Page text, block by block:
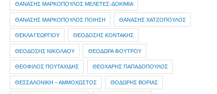
ΘΑΝΑΣΗΣ ΜΑΡΚΟΠΟΥΛΟΣ ΜΕΛΕΤΕΣ-ΔΟΚΙΜΙΑ
ΘΑΝΑΣΗΣ ΜΑΡΚΟΠΟΥΛΟΣ ΠΟΙΗΣΗ ΘΑΝΑΣΗΣ ΧΑΤΖΟΠΟΥΛΟΣ
ΘΕΚΛΑ ΓΕΩΡΓΙΟΥ ΘΕΟΔΟΣΗΣ ΚΟΝΤΑΚΗΣ
ΘΕΟΔΟΣΗΣ ΝΙΚΟΛΑΟΥ ΘΕΟΔΩΡΑ ΦΟΥΤΡΟΥ
ΘΕΟΦΙΛΟΣ ΠΟΥΤΑΧΙΔΗΣ ΘΕΟΧΑΡΗΣ ΠΑΠΑΔΟΠΟΥΛΟΣ
ΘΕΣΣΑΛΟΝΙΚΗ – ΑΜΜΟΧΩΣΤΟΣ ΘΟΔΩΡΗΣ ΒΟΡΙΑΣ